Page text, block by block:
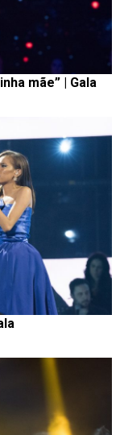
mãe” | Gala